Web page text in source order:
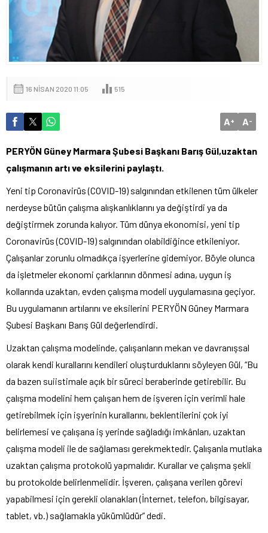
16 NISAN 2020 11:05 515
A+ A-
PERYÖN Güney Marmara Şubesi Başkanı Barış Gül,uzaktan
çalışmanın artı ve eksilerini paylaştı.
Yeni tip Coronavirüs (COVID-19) salgınından etkilenen tüm ülkeler
nerdeyse bütün çalışma alışkanlıklarını ya değiştirdi ya da
değiştirmek zorunda kalıyor. Tüm dünya ekonomisi, yeni tip
Coronavirüs (COVID-19) salgınından olabildiğince etkileniyor.
Çalışanlar zorunlu olmadıkça işyerlerine gidemiyor. Böyle olunca
da işletmeler ekonomi çarklarının dönmesi adına, uygun iş
kollarında uzaktan, evden çalışma modeli uygulamasına geçiyor.
Bu uygulamanın artılarını ve eksilerini PERYÖN Güney Marmara
Şubesi Başkanı Barış Gül değerlendirdi.
Uzaktan çalışma modelinde, çalışanların mekan ve davranışsal
olarak kendi kurallarını kendileri oluşturduklarını söyleyen Gül, “Bu
da bazen suiistimale açık bir süreci beraberinde getirebilir. Bu
çalışma modelini hem çalışan hem de işveren için verimli hale
getirebilmek için işyerinin kurallarını, beklentilerini çok iyi
belirlemesi ve çalışana iş yerinde sağladığı imkânları, uzaktan
çalışma modeli ile de sağlaması gerekmektedir. Çalışanla mutlaka
uzaktan çalışma protokolü yapmalıdır. Kurallar ve çalışma şekli
bu protokolde belirlenmelidir. İşveren, çalışana verilen görevi
yapabilmesi için gerekli olanakları (İnternet, telefon, bilgisayar,
tablet, vb.) sağlamakla yükümlüdür” dedi.